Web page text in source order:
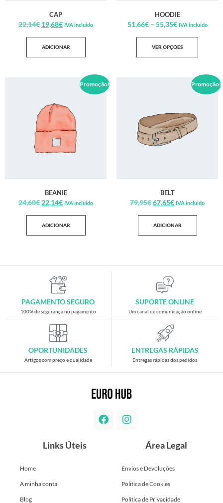
CAP
22,14€ 19,68€ IVA incluido
ADICIONAR
HOODIE
51,66€ – 55,35€ IVA incluido
VER OPÇÕES
Promoção!
BEANIE
24,60€ 22,14€ IVA incluido
ADICIONAR
Promoção!
BELT
79,95€67,65€ IVA incluido
ADICIONAR
PAGAMENTO SEGURO
100% de segurança no pagamento
SUPORTE ONLINE
Um canal de comunicação online
OPORTUNIDADES
Artigos com preço e qualidade
ENTREGAS RÁPIDAS
Entregas rápidas dos pedidos
Links Úteis
Home
A minha conta
Blog
Área Legal
Envios e Devoluções
Politica de Cookies
Politica de Privacidade